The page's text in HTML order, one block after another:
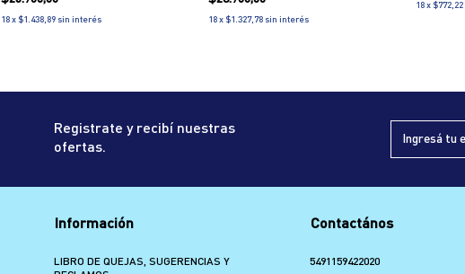
18 x $1.438,89 sin interés 18 x $1.327,78 sin interés
18 x $772,22
Registrate y recibí nuestras
ofertas.
Información
LIBRO DE QUEJAS, SUGERENCIAS Y
Contactános
5491159422020